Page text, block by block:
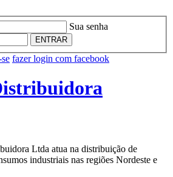
Sua senha
ENTRAR
fazer login com facebook
Ltda atua na distribuição de
industriais nas regiões Nordeste e